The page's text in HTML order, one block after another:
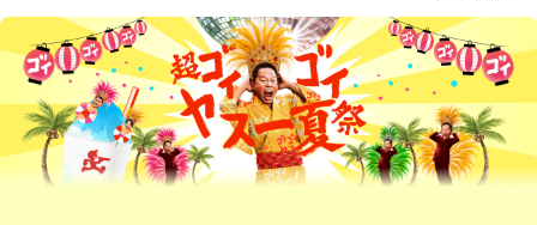
超ゴイゴイヤスー夏祭